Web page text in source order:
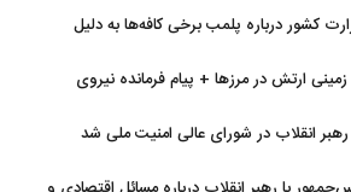
کشور درباره پلمب برخی کافه‌ها به دلیل
ارتش در مرزها + پیام فرمانده نیروی
انقلاب در شورای عالی امنیت ملی شد